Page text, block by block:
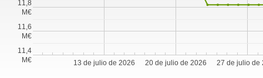
13 de julio de 2026 20 de julio de 2026 27 de julio de
11,4
M€
11,6
M€
11,8
M€